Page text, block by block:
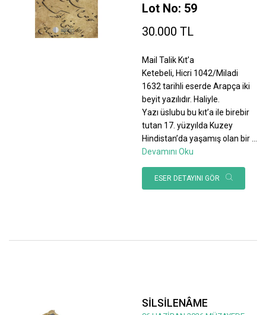
Lot No: 59
30.000 TL
Mail Talik Kıt’a
Ketebeli, Hicri 1042/Miladi
1632 tarihli eserde Arapça iki
beyit yazılıdır. Haliyle.
Yazı üslubu bu kıt’a ile birebir
tutan 17. yüzyılda Kuzey
Hindistan’da yaşamış olan bir
Devamını Oku
ESER DETAYINI GÖR
SİLSİLENÂME